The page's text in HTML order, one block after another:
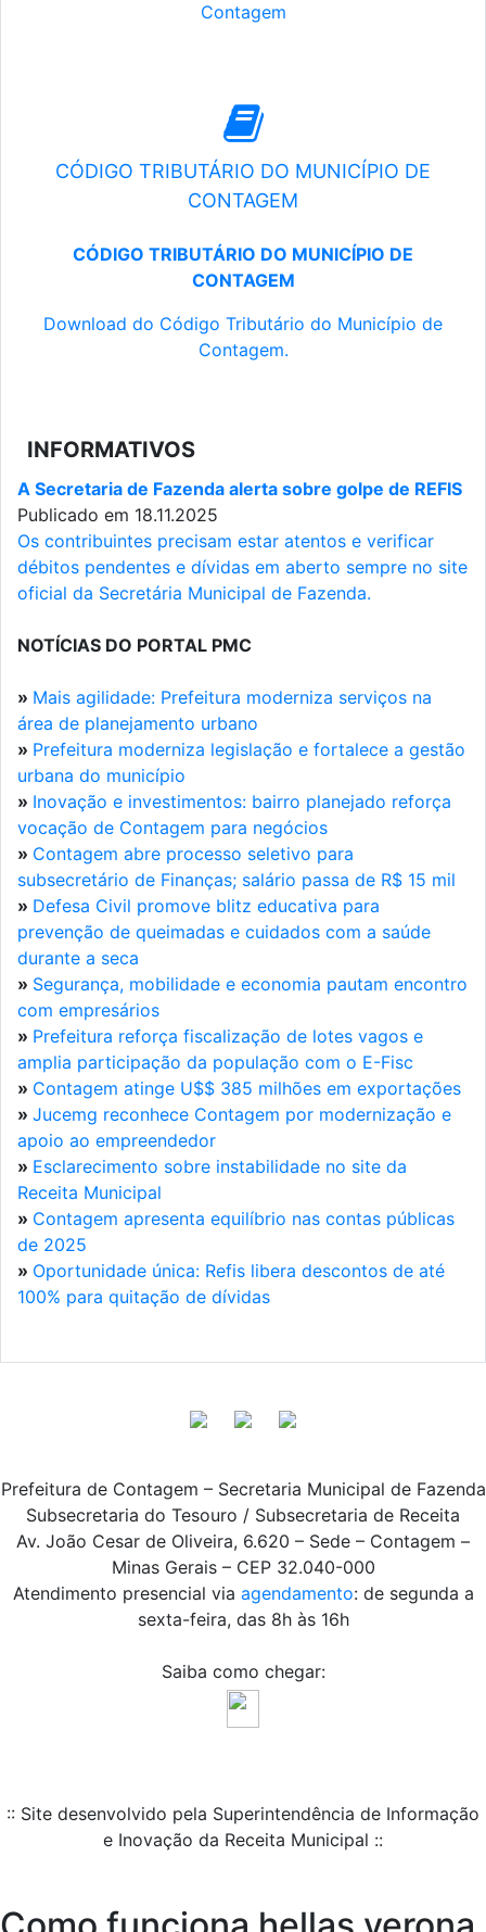
Contagem
CÓDIGO TRIBUTÁRIO DO MUNICÍPIO DE
CONTAGEM
CÓDIGO TRIBUTÁRIO DO MUNICÍPIO DE
CONTAGEM
Download do Código Tributário do Município de
Contagem.
INFORMATIVOS
A Secretaria de Fazenda alerta sobre golpe de REFIS
Publicado em 18.11.2025
Os contribuintes precisam estar atentos e verificar
débitos pendentes e dívidas em aberto sempre no site
oficial da Secretária Municipal de Fazenda.
NOTÍCIAS DO PORTAL PMC
» Mais agilidade: Prefeitura moderniza serviços na
área de planejamento urbano
» Prefeitura moderniza legislação e fortalece a gestão
urbana do município
» Inovação e investimentos: bairro planejado reforça
vocação de Contagem para negócios
» Contagem abre processo seletivo para
subsecretário de Finanças; salário passa de R$ 15 mil
» Defesa Civil promove blitz educativa para
prevenção de queimadas e cuidados com a saúde
durante a seca
» Segurança, mobilidade e economia pautam encontro
com empresários
» Prefeitura reforça fiscalização de lotes vagos e
amplia participação da população com o E-Fisc
» Contagem atinge U$$ 385 milhões em exportações
» Jucemg reconhece Contagem por modernização e
apoio ao empreendedor
» Esclarecimento sobre instabilidade no site da
Receita Municipal
» Contagem apresenta equilíbrio nas contas públicas
de 2025
» Oportunidade única: Refis libera descontos de até
100% para quitação de dívidas
Prefeitura de Contagem – Secretaria Municipal de Fazenda
Subsecretaria do Tesouro / Subsecretaria de Receita
Av. João Cesar de Oliveira, 6.620 – Sede – Contagem –
Minas Gerais – CEP 32.040-000
Atendimento presencial via agendamento: de segunda a
sexta-feira, das 8h às 16h
Saiba como chegar:
:: Site desenvolvido pela Superintendência de Informação
e Inovação da Receita Municipal ::